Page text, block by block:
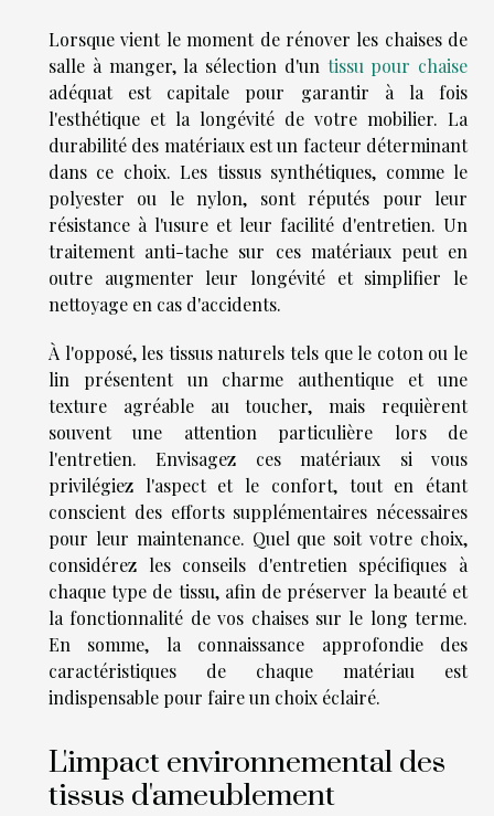
Lorsque vient le moment de rénover les chaises de
salle à manger, la sélection d'un tissu pour chaise
adéquat est capitale pour garantir à la fois
l'esthétique et la longévité de votre mobilier. La
durabilité des matériaux est un facteur déterminant
dans ce choix. Les tissus synthétiques, comme le
polyester ou le nylon, sont réputés pour leur
résistance à l'usure et leur facilité d'entretien. Un
traitement anti-tache sur ces matériaux peut en
outre augmenter leur longévité et simplifier le
nettoyage en cas d'accidents.
À l'opposé, les tissus naturels tels que le coton ou le
lin présentent un charme authentique et une
texture agréable au toucher, mais requièrent
souvent une attention particulière lors de
l'entretien. Envisagez ces matériaux si vous
privilégiez l'aspect et le confort, tout en étant
conscient des efforts supplémentaires nécessaires
pour leur maintenance. Quel que soit votre choix,
considérez les conseils d'entretien spécifiques à
chaque type de tissu, afin de préserver la beauté et
la fonctionnalité de vos chaises sur le long terme.
En somme, la connaissance approfondie des
caractéristiques de chaque matériau est
indispensable pour faire un choix éclairé.
L'impact environnemental des
tissus d'ameublement